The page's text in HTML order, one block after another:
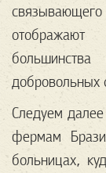
добровольных
Следуем
фермам
больницах,